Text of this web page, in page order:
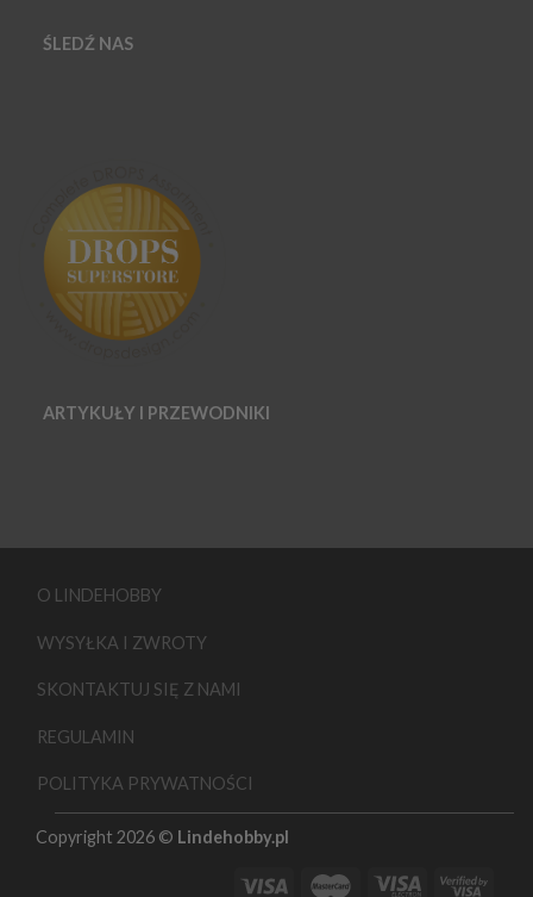
ŚLEDŹ NAS
ARTYKUŁY I PRZEWODNIKI
O LINDEHOBBY
WYSYŁKA I ZWROTY
SKONTAKTUJ SIĘ Z NAMI
REGULAMIN
POLITYKA PRYWATNOŚCI
Copyright 2026 © Lindehobby.pl